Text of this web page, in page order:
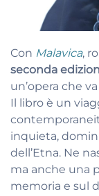
Con Malavica,
seconda
un’opera che
Il libro è un
inquieta,
dell’Etna. Ne
ma anche una
memoria e sul